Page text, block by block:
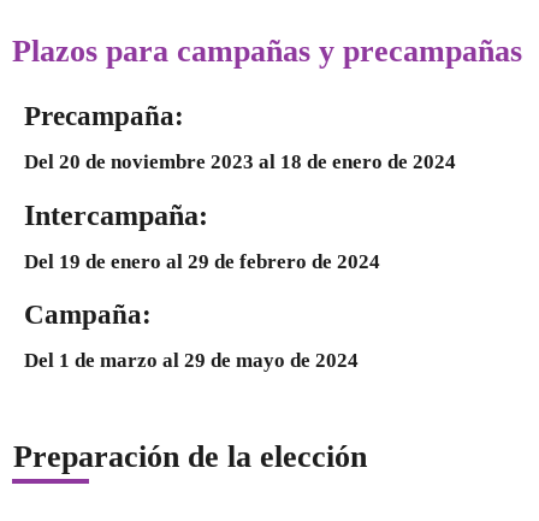
Plazos para campañas y precampañas
Precampaña:
Del 20 de noviembre 2023 al 18 de enero de 2024
Intercampaña:
Del 19 de enero al 29 de febrero de 2024
Campaña:
Del 1 de marzo al 29 de mayo de 2024
Preparación de la elección